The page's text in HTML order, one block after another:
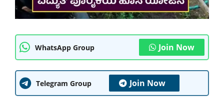
WhatsApp Group Join Now
Telegram Group Join Now